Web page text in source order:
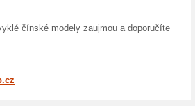
33 %
Slevový